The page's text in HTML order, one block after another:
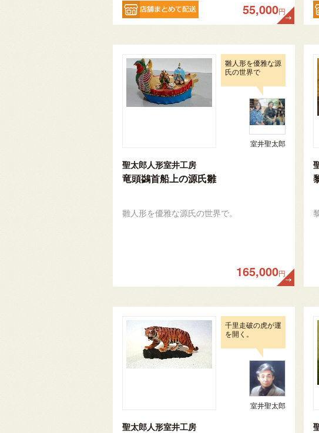
55,000円
雛人形を優雅な源
氏の世界で
室井聖太郎
聖太郎人形室井工房
竜頭鷁首船上の源氏雛
雛人形を優雅な源氏の世界で。
165,000円
千里走破の虎が運
を開く。
室井聖太郎
聖太郎人形室井工房